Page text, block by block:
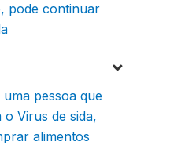
pode continuar
pessoa que
o Virus de sida,
alimentos